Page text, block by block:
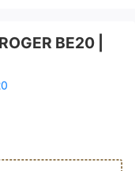
BE20 |